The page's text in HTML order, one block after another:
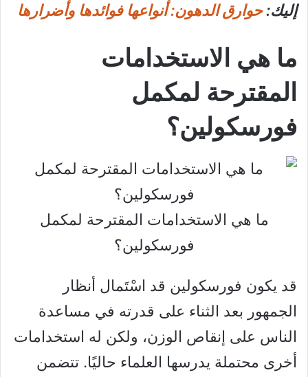
إليك:حوارق الدهون: أنواعها فوائدها وأضرارها
ما هي الاستخدامات
المقترحة لمكمل
فورسكولين؟
ما هي الاستخدامات المقترحة لمكمل
فورسكولين؟
قد يكون فورسكولين قد اسْتَمال أنظار
الجمهور بعد الثناء على قدرته في مساعدة
الناس على إنقاص الوزن، ولكن له استخدامات
أخرى محتملة يدرسها العلماء حاليًا. تتضمن